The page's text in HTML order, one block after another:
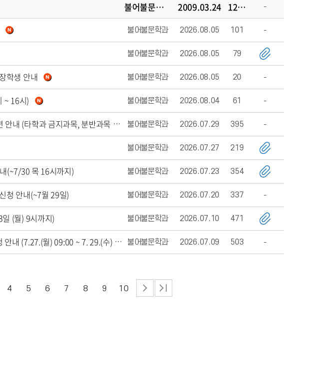
불어불문학과 2009.03.24 123679
불어불문학과 2026.08.05 101
불어불문학과 2026.08.05 79
학생 안내 불어불문학과 2026.08.05 20
~ 16시) 불어불문학과 2026.08.04 61
[안내] 2026-2학기 불어불문학과 수강신청 관련 안내 (타학과 금지과목, 분반과목 안내, 자설세 분반) 불어불문학과 2026.07.29 395
불어불문학과 2026.07.27 219
(~7/30 목 16시까지) 불어불문학과 2026.07.23 354
청 안내(~7월 29일) 불어불문학과 2026.07.20 337
(월) 9시까지) 불어불문학과 2026.07.10 471
[안내] 2026-2학기 부·복수전공·연계전공 신청 안내 (7.27.(월) 09:00 ~ 7. 29.(수) 17:00) 불어불문학과 2026.07.09 503
4 5 6 7 8 9 10